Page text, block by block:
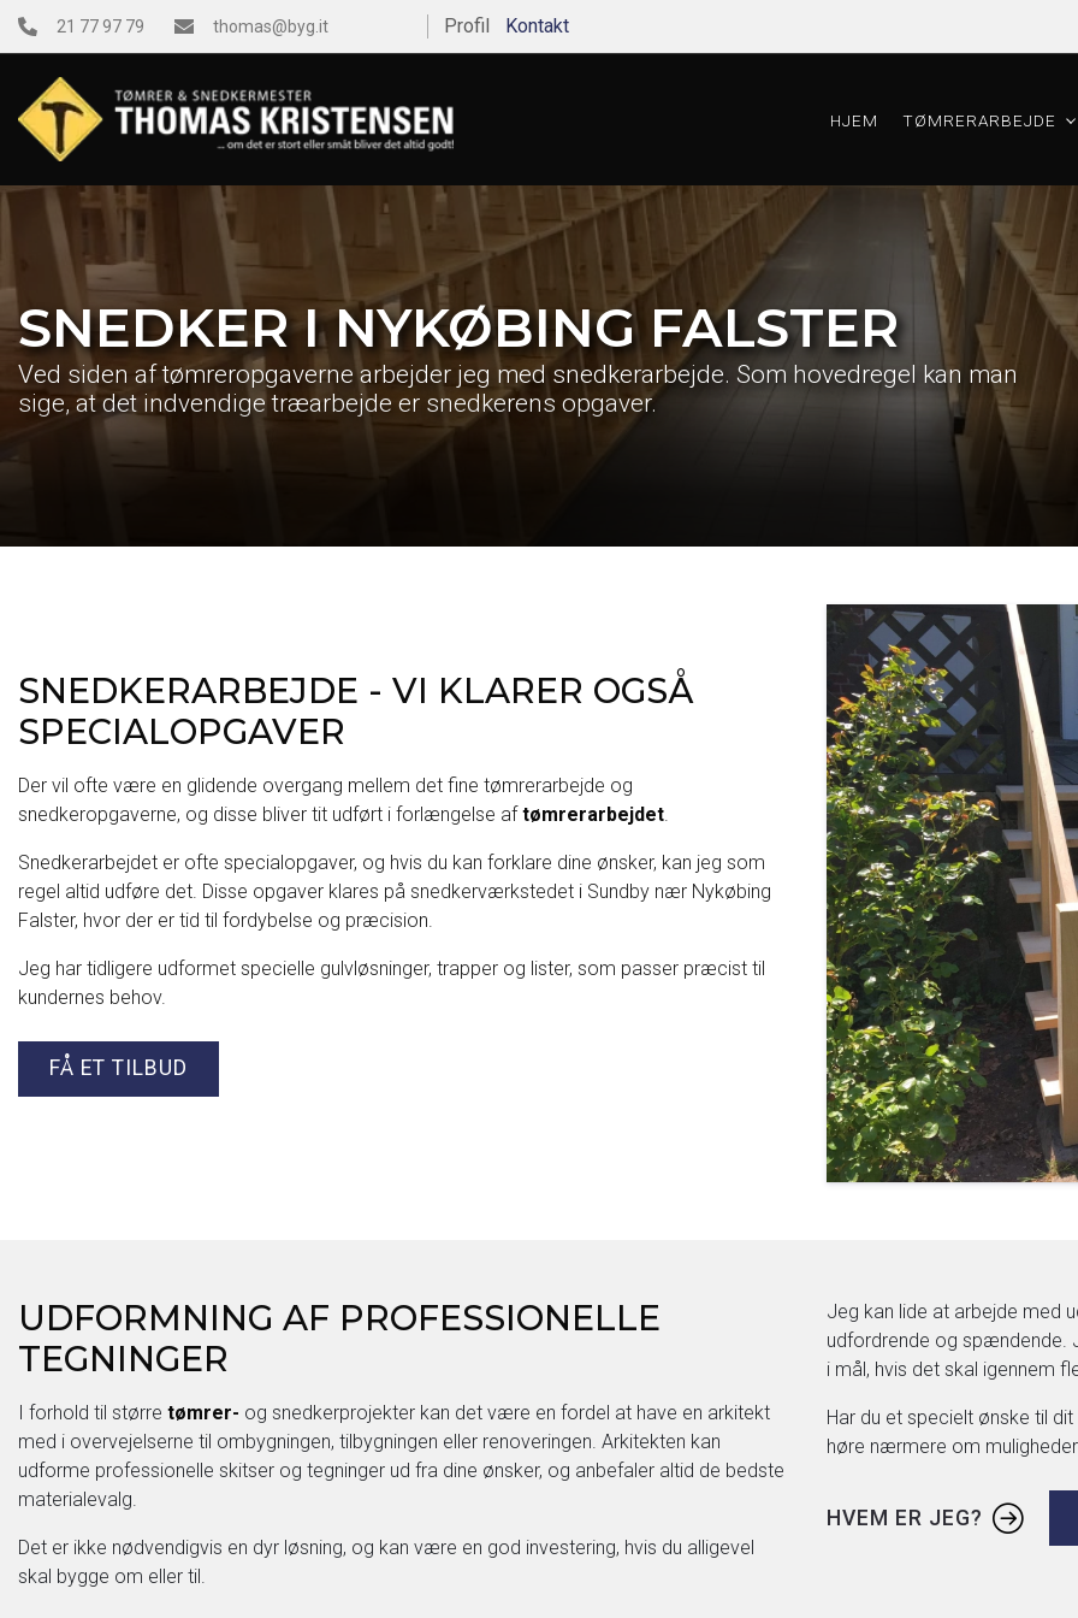
Gå
hovedindhold
21 77 97 79 thomas@byg.it Profil Kontakt
HJEM TØMRERARBEJDE
SNEDKER I NYKØBING FALSTER
Ved siden af tømreropgaverne arbejder jeg med snedkerarbejde. Som hovedregel kan man
sige, at det indvendige træarbejde er snedkerens opgaver.
SNEDKERARBEJDE - VI KLARER OGSÅ
SPECIALOPGAVER
Der vil ofte være en glidende overgang mellem det fine tømrerarbejde og
snedkeropgaverne, og disse bliver tit udført i forlængelse aftømrerarbejdet.
Snedkerarbejdet er ofte specialopgaver, og hvis du kan forklare dine ønsker, kan jeg som
regel altid udføre det. Disse opgaver klares på snedkerværkstedet i Sundby nær Nykøbing
Falster, hvor der er tid til fordybelse og præcision.
Jeg har tidligere udformet specielle gulvløsninger, trapper og lister, som passer præcist til
kundernes behov.
FÅ ET TILBUD
UDFORMNING AF PROFESSIONELLE
TEGNINGER
I forhold til større tømrer- og snedkerprojekter kan det være en fordel at have en arkitekt
med i overvejelserne til ombygningen, tilbygningen eller renoveringen. Arkitekten kan
udforme professionelle skitser og tegninger ud fra dine ønsker, og anbefaler altid de bedste
materialevalg.
Det er ikke nødvendigvis en dyr løsning, og kan være en god investering, hvis du alligevel
skal bygge om eller til.
Jeg kan lide at arbejde med
udfordrende og spændende.
i mål, hvis det skal igennem
Har du et specielt ønske til
høre nærmere om
HVEM ER JEG?